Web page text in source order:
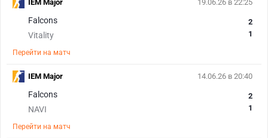
19.06.26 в 22:25
Falcons
Vitality
2
1
Перейти на матч
IEM Major
14.06.26 в 20:40
Falcons
NAVI
2
1
Перейти на матч
IEM Major